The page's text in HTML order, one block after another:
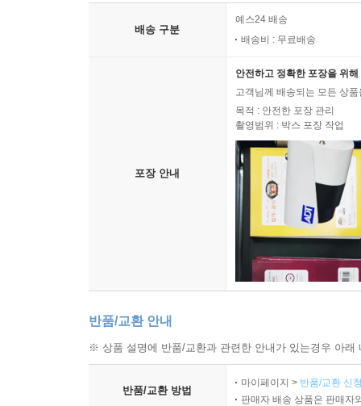
배송 구분
예스24 배송
배송비 : 무료배송
포장 안내
안전하고 정확한 포장을 위
고객님께 배송되는 모든 상
목적 : 안전한 포장 관리
촬영범위 : 박스 포장 작업
반품/교환 안내
※ 상품 설명에 반품/교환과 관련한 안내가 있는경우 아
반품/교환 방법
마이페이지 > 반품/교환 신
판매자 배송 상품은 판매자